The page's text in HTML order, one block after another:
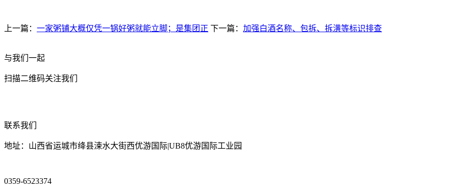
上一篇： 一家粥铺大概仅凭一锅好粥就能立脚；是集团正 下一篇： 加强白酒名称、包拆、拆潢等标识排查
与我们一起
扫描二维码关注我们
联系我们
地址：山西省运城市绛县涑水大街西优游国际|UB8优游国际工业园
0359-6523374